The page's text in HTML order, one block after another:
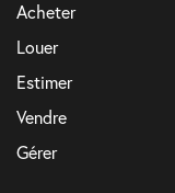
Acheter
Louer
Estimer
Vendre
Gérer